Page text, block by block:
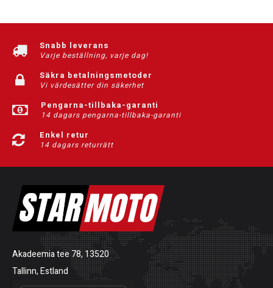
Snabb leverans
Varje beställning, varje dag!
Säkra betalningsmetoder
Vi värdesätter din säkerhet
Pengarna-tillbaka-garanti
14 dagars pengarna-tillbaka-garanti
Enkel retur
14 dagars returrätt
Akadeemia tee 78, 13520
Tallinn, Estland